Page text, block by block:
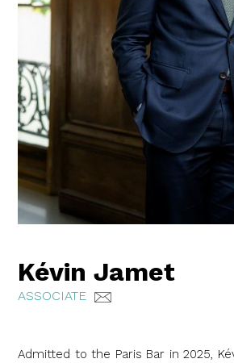
Kévin Jamet
ASSOCIATE
Admitted to the Paris Bar in 2025,